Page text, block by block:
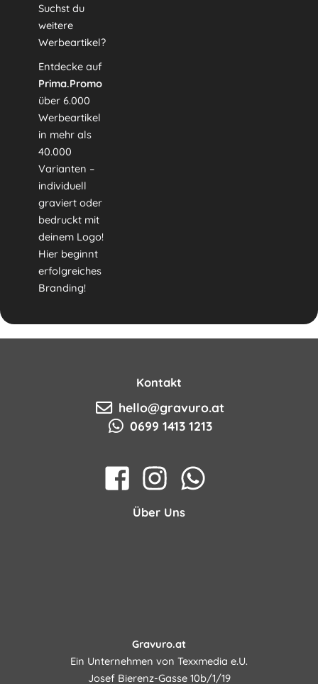
Suchst du
weitere
Werbeartikel?
Entdecke auf
Prima.Promo
über 6.000
Werbeartikel
in mehr als
40.000
Varianten –
individuell
graviert oder
bedruckt mit
deinem Logo!
Hier beginnt
erfolgreiches
Branding!
Kontakt
hello@gravuro.at
0699 1413 1213
Über Uns
Gravuro.at
Ein Unternehmen von Texxmedia e.U.
Josef Bierenz-Gasse 10b/1/19